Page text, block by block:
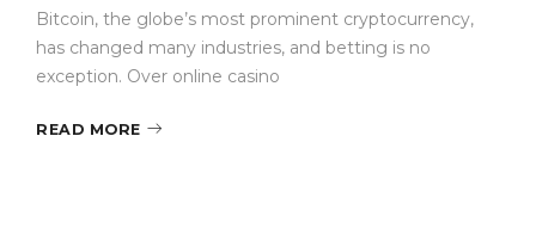
Bitcoin, the globe’s most prominent cryptocurrency,
has changed many industries, and betting is no
exception. Over online casino
READ MORE